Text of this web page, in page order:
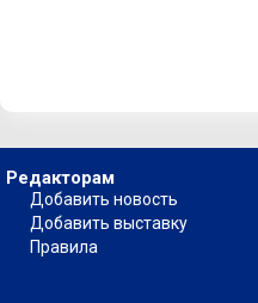
Редакторам
Добавить новость
Добавить выставку
Правила